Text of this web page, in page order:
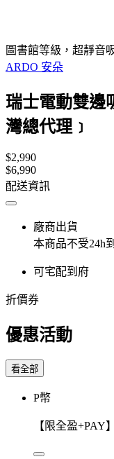
圖書館等級，超靜音
ARDO 安朵
瑞士電動雙邊
灣總代理﹞
$2,990
$6,990
配送資訊
廠商出貨
本商品不受24h
可宅配到府
折價券
優惠活動
看全部
P幣
【限全盈+PAY